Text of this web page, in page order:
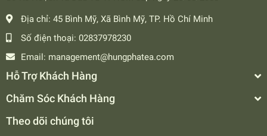
Địa chỉ: 45 Bình Mỹ, Xã Bình Mỹ, TP. Hồ Chí Minh
Số điện thoại: 02837978230
Email: management@hungphatea.com
Hỗ Trợ Khách Hàng
Chăm Sóc Khách Hàng
Theo dõi chúng tôi